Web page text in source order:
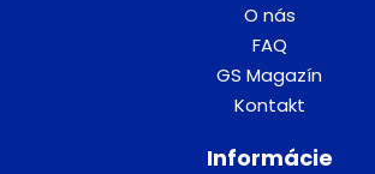
O nás
FAQ
GS Magazín
Kontakt
Informácie